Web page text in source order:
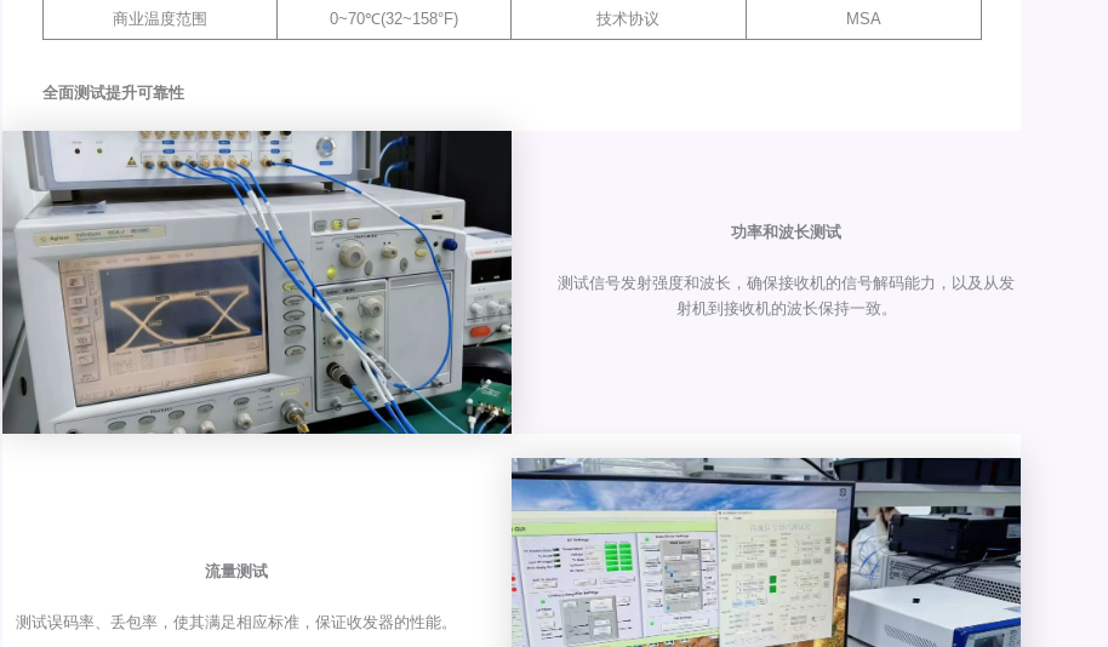
商业温度范围 0~70℃(32~158°F) 技术协议 MSA
全面测试提升可靠性
功率和波长测试
测试信号发射强度和波长，确保接收机的信号解码能力，以及从发
射机到接收机的波长保持一致。
流量测试
测试误码率、丢包率，使其满足相应标准，保证收发器的性能。